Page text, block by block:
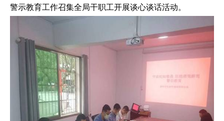
警示教育工作召集全局干职工开展谈心谈话活动。